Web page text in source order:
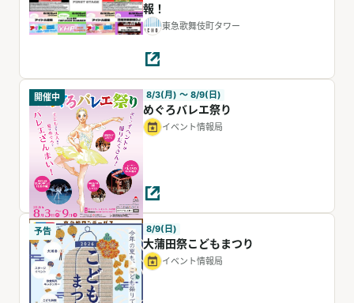
報！
東急歌舞伎町タワー
開催中 8/3(月) 〜 8/9(日)
めぐろバレエ祭り
イベント情報局
予告 8/9(日)
大蒲田祭こどもまつり
イベント情報局